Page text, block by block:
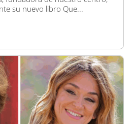
su nuevo libro Que...